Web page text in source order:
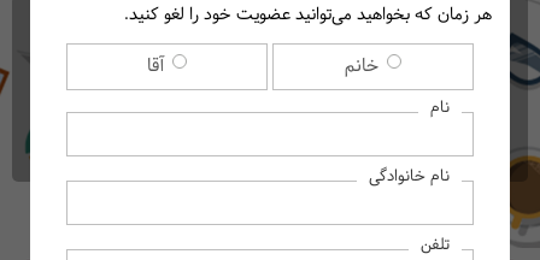
دوره آنلاین حسابرسی داخلی
در عمل
هر زمان که بخواهید می‌توانید عضویت خود را لغو کنید.
خانم آقا
نام
نام خانوادگی
تلفن